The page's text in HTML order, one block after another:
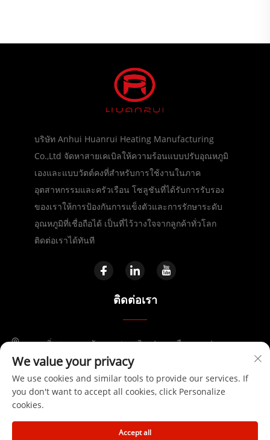
บริษัท Anhui Huanrui Heating Manufacturing
Co.,Ltd จัดหาสายเคเบิลให้ความร้อนแบบปรับอุณหภูมิ
เองและแบบวัตต์คงที่สำหรับการใช้งานในภาค
อุตสาหกรรมและครัวเรือน โซลูชันที่ได้รับการรับรอง
ของเราให้การป้องกันการแข็งตัวและการรักษาระดับ
อุณหภูมิที่เชื่อถือได้ เป็นที่ไว้วางใจจากลูกค้าทั่วโลก
ติดต่อเราได้ทันที
ติดต่อเรา
ถนนจิ่งซาน เขตพัฒนาเศรษฐกิจเฟยตง เมืองเหอเฟย
+86-17730041869
[email protected]
ลิขสิทธิ์ © 2025 โดย Anhui Huanrui Heating Manufacturing Co.,Ltd
We value your privacy
We use cookies and similar tools to provide our services. If
you don't want to accept all cookies, click Personalize
cookies.
Accept all